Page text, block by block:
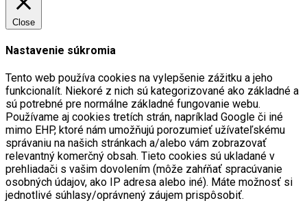
Close
Nastavenie súkromia
Tento web používa cookies na vylepšenie zážitku a jeho
funkcionalít. Niekoré z nich sú kategorizované ako základné a
sú potrebné pre normálne základné fungovanie webu.
Používame aj cookies tretích strán, napríklad Google či iné
mimo EHP, ktoré nám umožňujú porozumieť užívateľskému
správaniu na našich stránkach a/alebo vám zobrazovať
relevantný komerčný obsah. Tieto cookies sú ukladané v
prehliadači s vašim dovolením (môže zahŕňať spracúvanie
osobných údajov, ako IP adresa alebo iné). Máte možnosť si
jednotlivé súhlasy/oprávnený záujem prispôsobiť.